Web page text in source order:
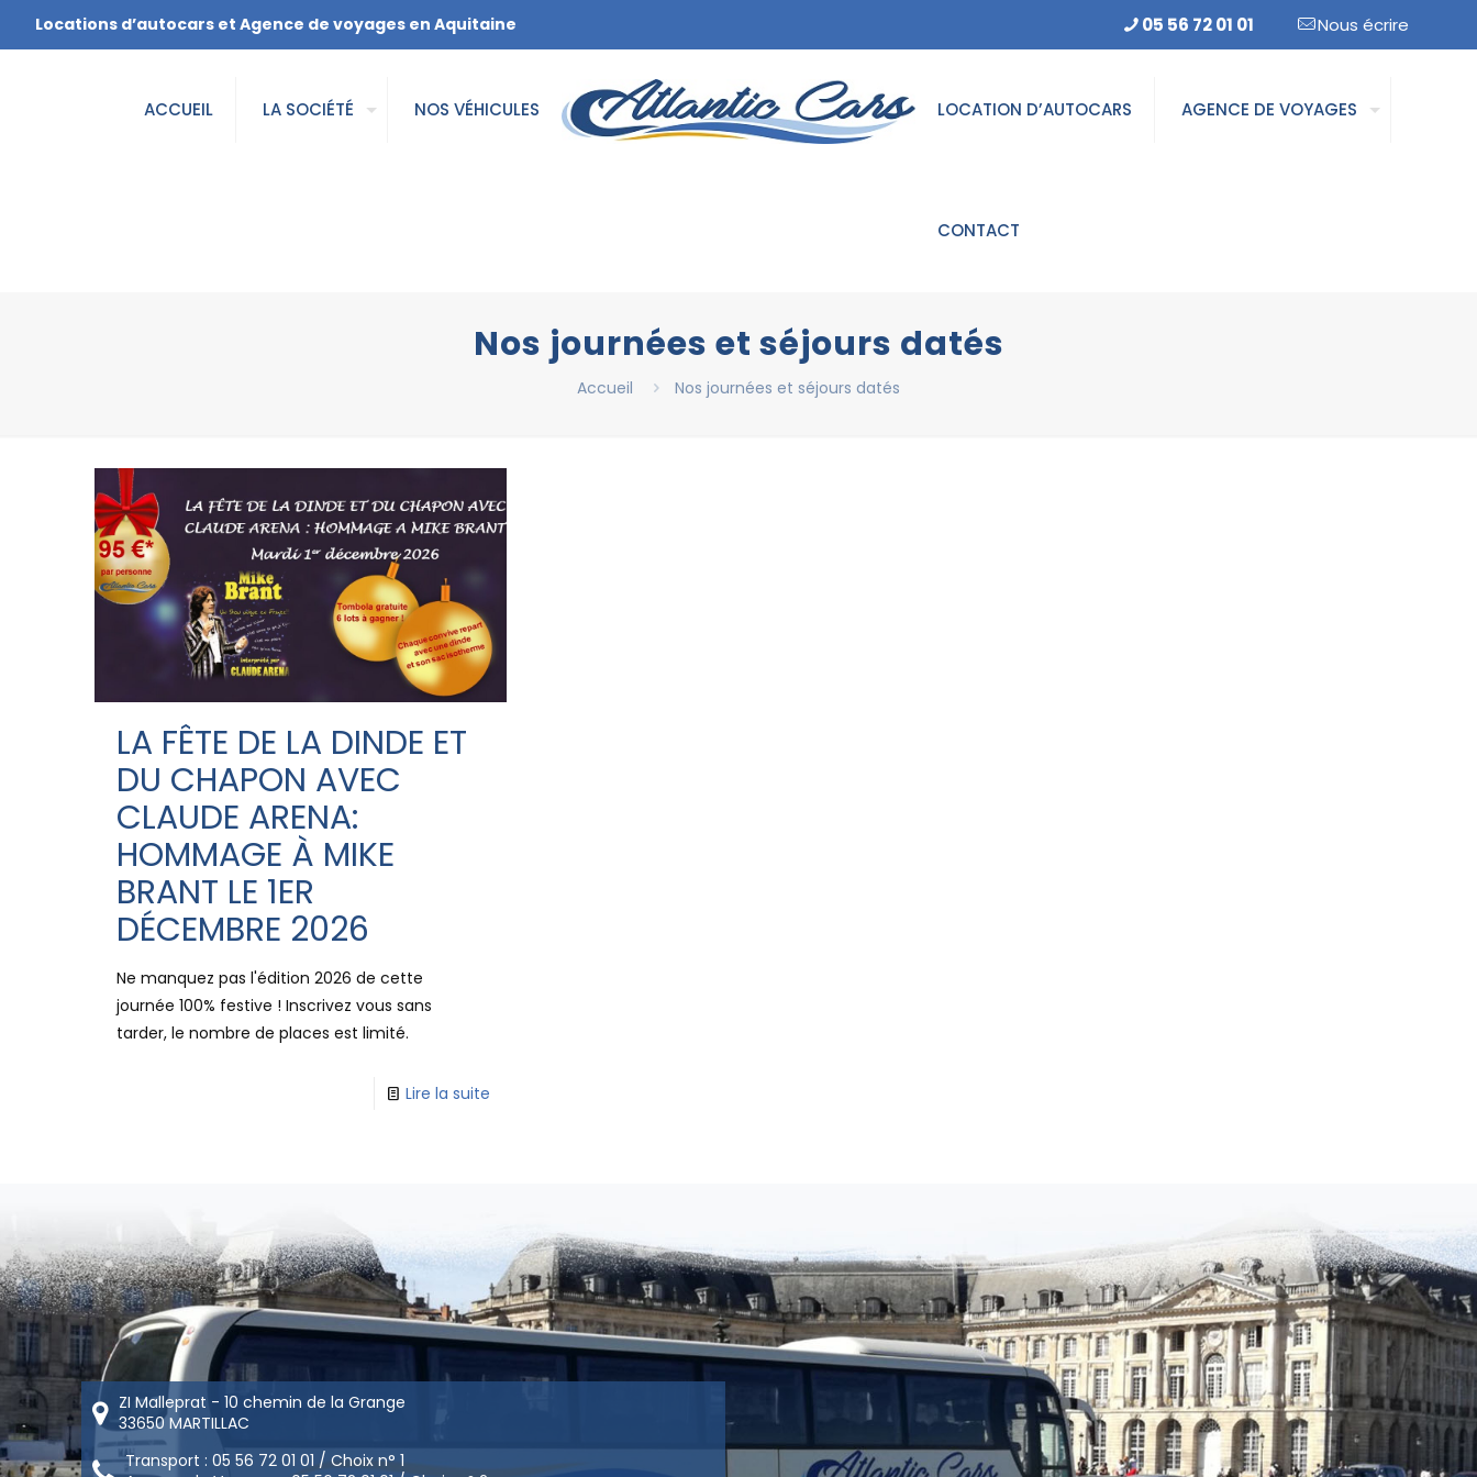
Locations d’autocars et Agence de voyages en Aquitaine 05 56 72 01 01 Nous écrire
ACCUEIL LA SOCIÉTÉ NOS VÉHICULES LOCATION D’AUTOCARS AGENCE DE VOYAGES
CONTACT
Nos journées et séjours datés
Accueil Nos journées et séjours datés
LA FÊTE DE LA DINDE ET
DU CHAPON AVEC
CLAUDE ARENA:
HOMMAGE À MIKE
BRANT LE 1ER
DÉCEMBRE 2026
Ne manquez pas l'édition 2026 de cette
journée 100% festive ! Inscrivez vous sans
tarder, le nombre de places est limité.
Lire la suite
ZI Malleprat - 10 chemin de la Grange
33650 MARTILLAC
Transport : 05 56 72 01 01 / Choix n° 1